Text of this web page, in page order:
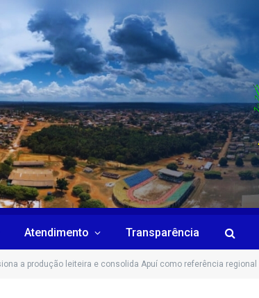
Atendimento Transparência
a produção leiteira e consolida Apuí como referência regional